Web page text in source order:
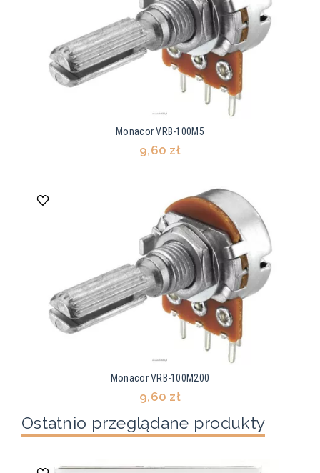
Monacor VRB-100M5
9,60 zł
Monacor VRB-100M200
9,60 zł
Ostatnio przeglądane produkty